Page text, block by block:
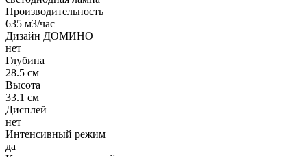
Производительность
635 м3/час
Дизайн ДОМИНО
нет
Глубина
28.5 см
Высота
33.1 см
Дисплей
нет
Интенсивный режим
да